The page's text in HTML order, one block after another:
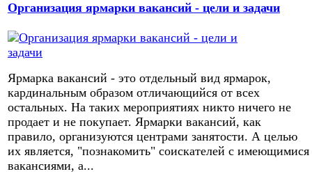
Организация ярмарки вакансий - цели и задачи
Ярмарка вакансий - это отдельный вид ярмарок,
кардинальным образом отличающийся от всех
остальных. На таких мероприятиях никто ничего не
продает и не покупает. Ярмарки вакансий, как
правило, организуются центрами занятости. А целью
их является, "познакомить" соискателей с имеющимися
вакансиями, а...